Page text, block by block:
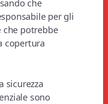
che
per gli
che potrebbe
copertura
sicurezza
sono